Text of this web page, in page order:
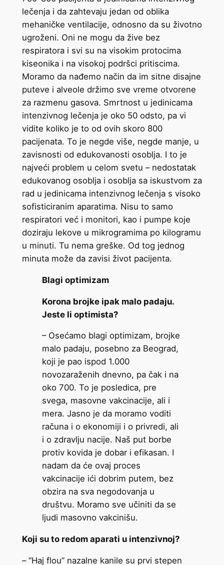
lečenja i da zahtevaju jedan od oblika
mehaničke ventilacije, odnosno da su životno
ugroženi. Oni ne mogu da žive bez
respiratora i svi su na visokim protocima
kiseonika i na visokoj podršci pritiscima.
Moramo da nađemo način da im sitne disajne
puteve i alveole držimo sve vreme otvorene
za razmenu gasova. Smrtnost u jedinicama
intenzivnog lečenja je oko 50 odsto, pa vi
vidite koliko je to od ovih skoro 800
pacijenata. To je negde više, negde manje, u
zavisnosti od edukovanosti osoblja. I to je
najveći problem u celom svetu – nedostatak
edukovanog osoblja i osoblja sa iskustvom za
rad u jedinicama intenzivnog lečenja s visoko
sofisticiranim aparatima. Nisu to samo
respiratori već i monitori, kao i pumpe koje
doziraju lekove u mikrogramima po kilogramu
u minuti. Tu nema greške. Od tog jednog
minuta može da zavisi život pacijenta.
Blagi optimizam
Korona brojke ipak malo padaju.
Jeste li optimista?
– Osećamo blagi optimizam, brojke
malo padaju, posebno za Beograd,
koji je pao ispod 1.000
novozaraženih dnevno, pa čak i na
oko 700. To je posledica, pre
svega, masovne vakcinacije, ali i
mera. Jasno je da moramo voditi
računa i o ekonomiji i o privredi, ali
i o zdravlju nacije. Naš put borbe
protiv kovida je dobar i efikasan. I
nadam da će ovaj proces
vakcinacije ići dobrim putem, bez
obzira na sva negodovanja u
društvu. Moramo sve učiniti da se
ljudi masovno vakcinišu.
Koji su to redom aparati u intenzivnoj?
– “Haj flou” nazalne kanile su prvi stepen